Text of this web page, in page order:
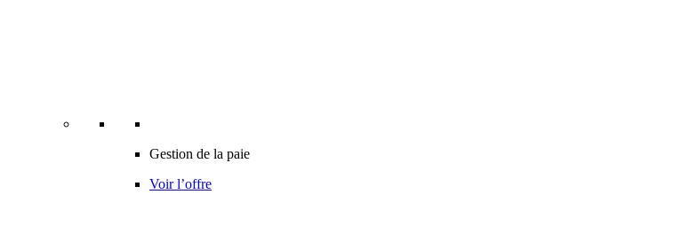
Gestion de la paie
Voir l’offre